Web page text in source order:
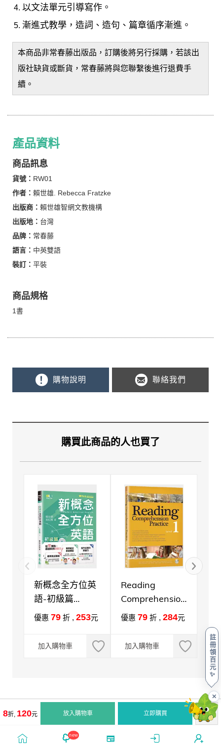
註
冊
領
百
元
✨
✕
new
8折, 120元 放入購物車 立即購買
以文法單元引導寫作。
漸進式教學，造詞、造句、篇章循序漸進。
本商品非常春藤出版品，訂購後將另行採購，若該出
版社缺貨或斷貨，常春藤將與您聯繫後進行退費手
續。
產品資料
商品訊息
貨號： RW01
作者： 賴世雄. Rebecca Fratzke
出版商： 賴世雄智網文教機構
出版地： 台灣
品牌： 常春藤
語言： 中英雙語
裝訂： 平裝
商品規格
1書
購物說明 聯絡我們
購買此商品的人也買了
新概念全方位英
語-初級篇
+1MP3
優惠 79 折 , 253元
加入購物車
Reading
Comprehension
Practice Level
閱讀練習1)
優惠 79 折 , 284元
加入購物車 加